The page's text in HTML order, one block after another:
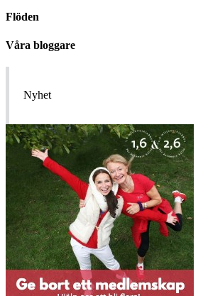
Flöden
Våra bloggare
Nyhet